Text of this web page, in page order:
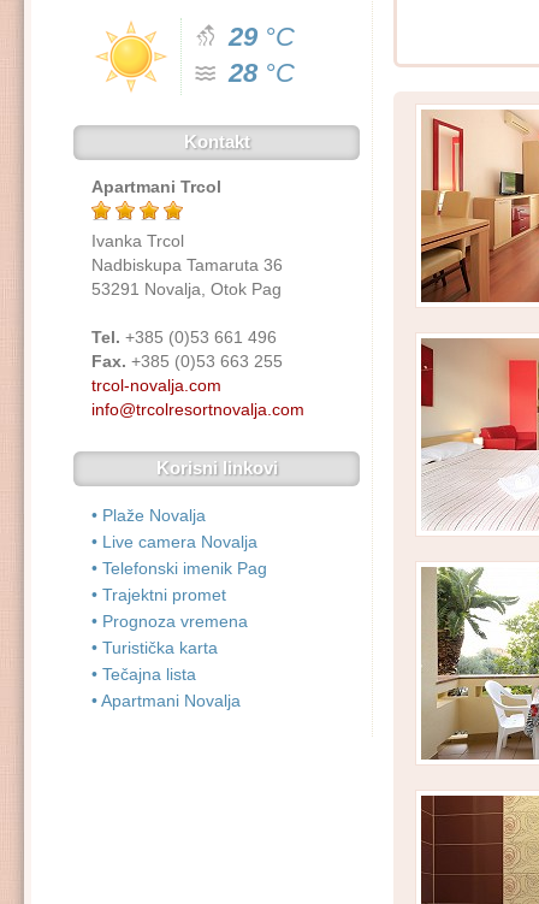
29 °C
28°C
Kontakt
Apartmani Trcol
Ivanka Trcol
Nadbiskupa Tamaruta 36
53291 Novalja, Otok Pag
Tel. +385 (0)53 661 496
Fax. +385 (0)53 663 255
trcol-novalja.com
info@trcolresortnovalja.com
Korisni linkovi
• Plaže Novalja
• Live camera Novalja
• Telefonski imenik Pag
• Trajektni promet
• Prognoza vremena
• Turistička karta
• Tečajna lista
• Apartmani Novalja